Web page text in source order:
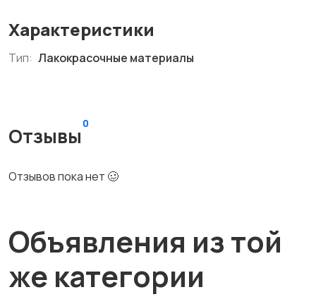
Характеристики
Тип: Лакокрасочные материалы
Отзывы
0
Отзывов пока нет 🥴
Объявления из той
же категории